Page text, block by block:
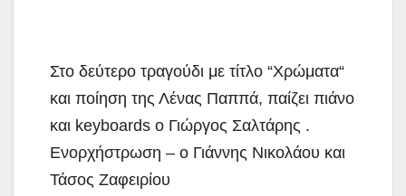
Στο δεύτερο τραγούδι με τίτλο “Χρώματα“
και ποίηση της Λένας Παππά, παίζει πιάνο
και keyboards ο Γιώργος Σαλτάρης .
Ενορχήστρωση – ο Γιάννης Νικολάου και
Τάσος Ζαφειρίου